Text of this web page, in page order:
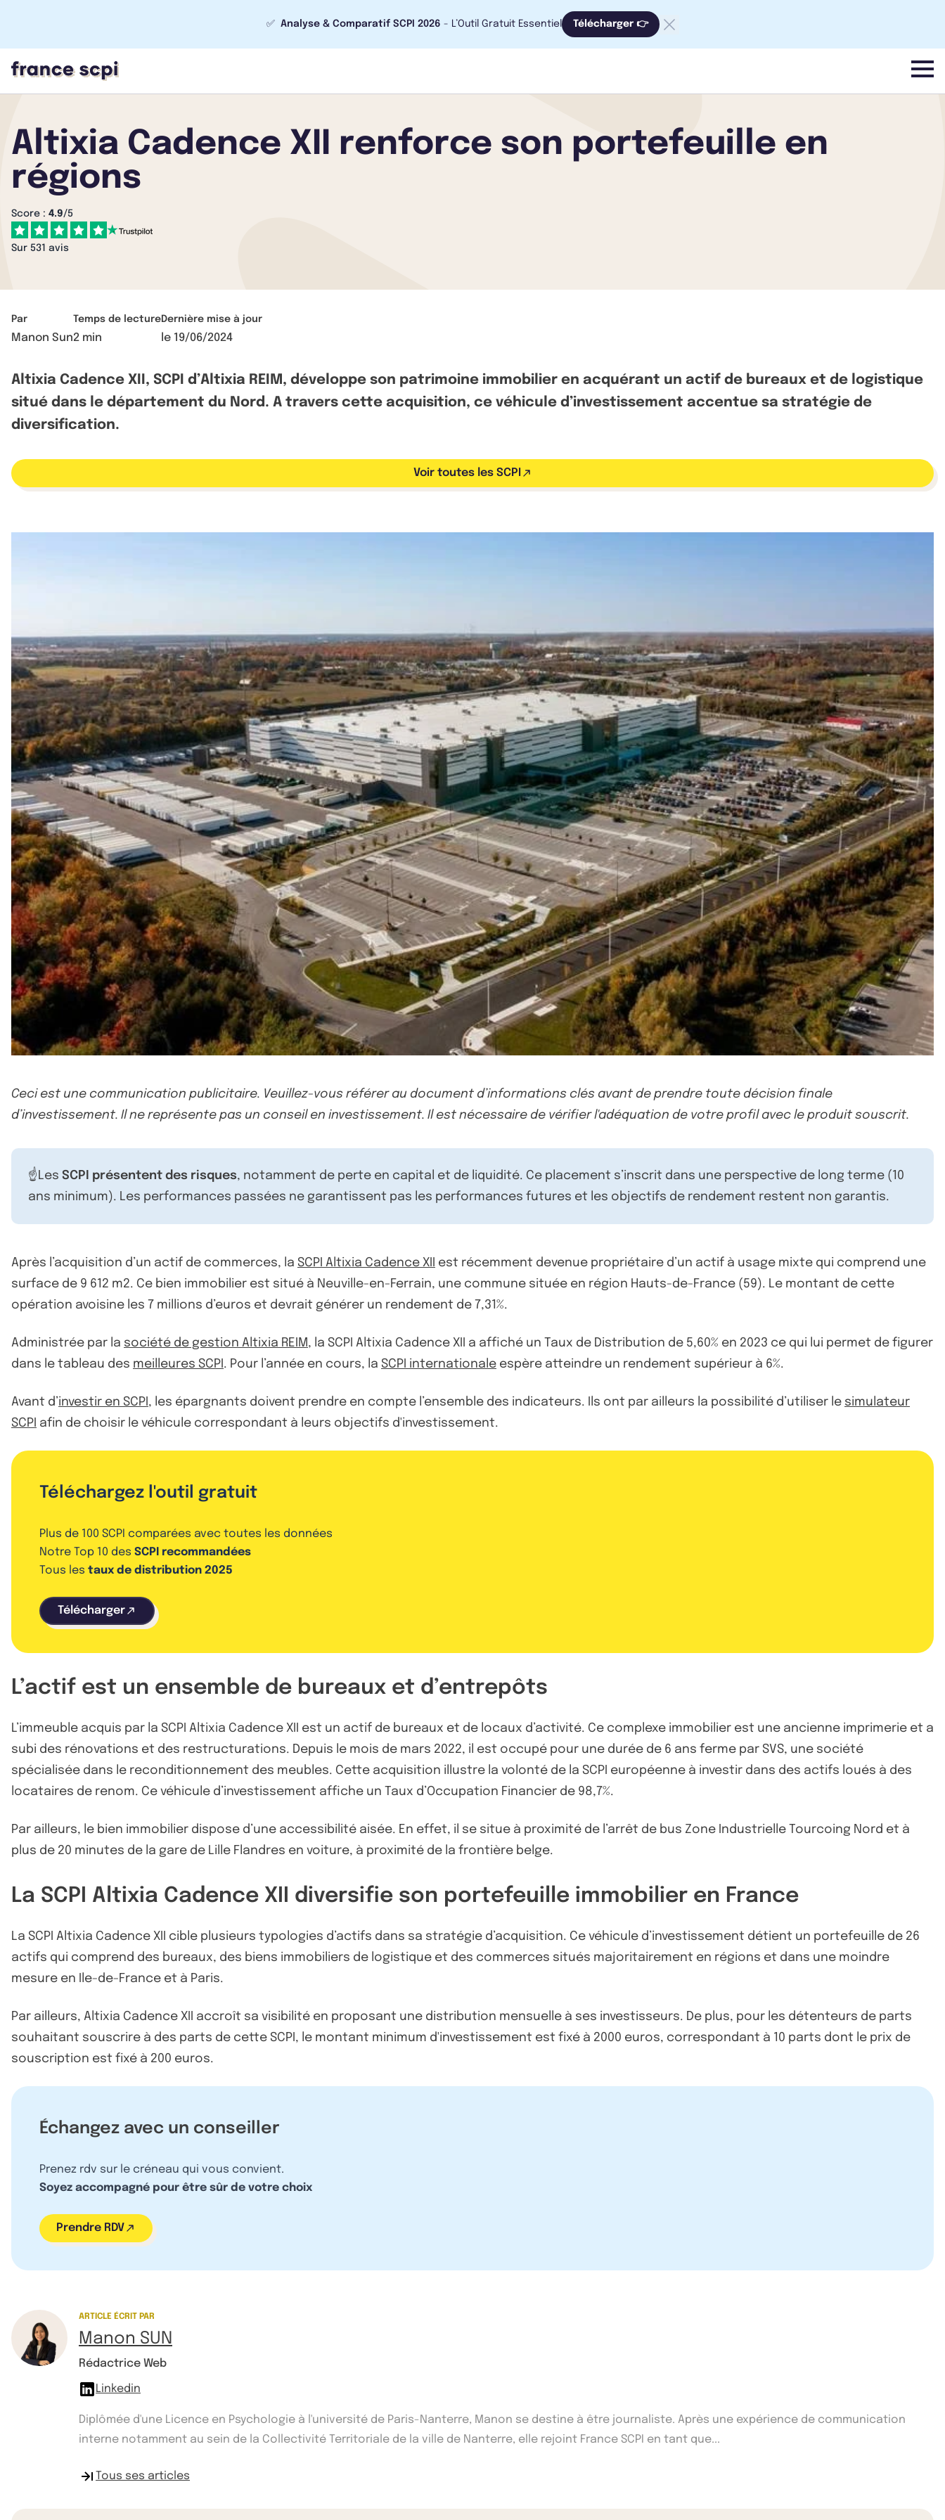
✅ Analyse & Comparatif SCPI 2026 - L’Outil Gratuit Essentiel Télécharger 👉
menu
Altixia Cadence XII renforce son portefeuille en
régions
Score : 4.9/5
Sur 531 avis
Par
Manon Sun
Temps de lecture
2 min
Dernière mise à jour
le 19/06/2024
Altixia Cadence XII, SCPI d’Altixia REIM, développe son patrimoine immobilier en acquérant un actif de bureaux et de logistique
situé dans le département du Nord. A travers cette acquisition, ce véhicule d’investissement accentue sa stratégie de
diversification.
Voir toutes les SCPI
Ceci est une communication publicitaire. Veuillez-vous référer au document d’informations clés avant de prendre toute décision finale
d’investissement. Il ne représente pas un conseil en investissement. Il est nécessaire de vérifier l'adéquation de votre profil avec le produit souscrit.
☝️Les SCPI présentent des risques, notamment de perte en capital et de liquidité. Ce placement s’inscrit dans une perspective de long terme (10
ans minimum). Les performances passées ne garantissent pas les performances futures et les objectifs de rendement restent non garantis.
Après l’acquisition d’un actif de commerces, la SCPI Altixia Cadence XII
est récemment devenue propriétaire d’un actif à usage mixte qui comprend une
surface de 9 612 m2. Ce bien immobilier est situé à Neuville-en-Ferrain, une commune située en région Hauts-de-France (59). Le montant de cette
opération avoisine les 7 millions d’euros et devrait générer un rendement de 7,31%.
Administrée par la société de gestion Altixia REIM, la SCPI Altixia Cadence XII a affiché un Taux de Distribution de 5,60% en 2023 ce qui lui permet de figurer
dans le tableau des meilleures SCPI . Pour l’année en cours, la SCPI internationale espère atteindre un rendement supérieur à 6%.
Avant d’investir en SCPI , les épargnants doivent prendre en compte l’ensemble des indicateurs. Ils ont par ailleurs la possibilité d’utiliser le simulateur
SCPI afin de choisir le véhicule correspondant à leurs objectifs d'investissement.
Téléchargez l'outil gratuit
Plus de 100 SCPI comparées avec toutes les données
Notre Top 10 des SCPI recommandées
Tous les taux de distribution 2025
Télécharger
L’actif est un ensemble de bureaux et d’entrepôts
L’immeuble acquis par la SCPI Altixia Cadence XII est un actif de bureaux et de locaux d’activité. Ce complexe immobilier est une ancienne imprimerie et a
subi des rénovations et des restructurations. Depuis le mois de mars 2022, il est occupé pour une durée de 6 ans ferme par SVS, une société
spécialisée dans le reconditionnement des meubles. Cette acquisition illustre la volonté de la SCPI européenne à investir dans des actifs loués à des
locataires de renom. Ce véhicule d’investissement affiche un Taux d’Occupation Financier de 98,7%.
Par ailleurs, le bien immobilier dispose d’une accessibilité aisée. En effet, il se situe à proximité de l’arrêt de bus Zone Industrielle Tourcoing Nord et à
plus de 20 minutes de la gare de Lille Flandres en voiture, à proximité de la frontière belge.
La SCPI Altixia Cadence XII diversifie son portefeuille immobilier en France
La SCPI Altixia Cadence XII cible plusieurs typologies d’actifs dans sa stratégie d’acquisition. Ce véhicule d’investissement détient un portefeuille de 26
actifs qui comprend des bureaux, des biens immobiliers de logistique et des commerces situés majoritairement en régions et dans une moindre
mesure en Ile-de-France et à Paris.
Par ailleurs, Altixia Cadence XII accroît sa visibilité en proposant une distribution mensuelle à ses investisseurs. De plus, pour les détenteurs de parts
souhaitant souscrire à des parts de cette SCPI, le montant minimum d'investissement est fixé à 2000 euros, correspondant à 10 parts dont le prix de
souscription est fixé à 200 euros.
Échangez avec un conseiller
Prenez rdv sur le créneau qui vous convient.
Soyez accompagné pour être sûr de votre choix
Prendre RDV
ARTICLE ÉCRIT PAR
Manon SUN
Rédactrice Web
Linkedin
Diplômée d'une Licence en Psychologie à l'université de Paris-Nanterre, Manon se destine à être journaliste. Après une expérience de communication
interne notamment au sein de la Collectivité Territoriale de la ville de Nanterre, elle rejoint France SCPI en tant que...
Tous ses articles